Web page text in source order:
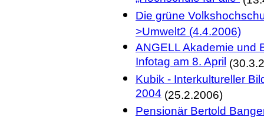
Die grüne
>Umwelt2 (4.4.2006)
ANGELL Akademie und
Infotag am 8. April
Kubik - Interkultureller
2004 (25.2.2006)
Pensionär Bertold